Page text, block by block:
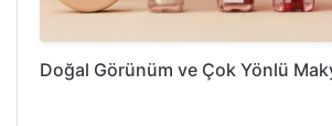
Doğal Görünüm ve Çok Yönlü